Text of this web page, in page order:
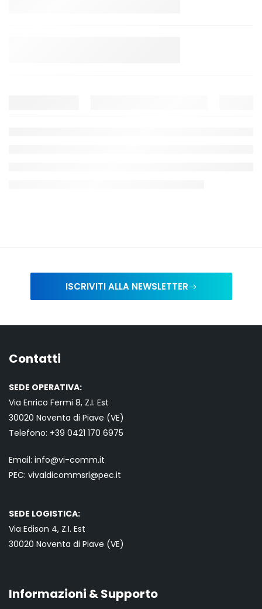
ISCRIVITI ALLA NEWSLETTER
Contatti
SEDE OPERATIVA:
Via Enrico Fermi 8, Z.I. Est
30020 Noventa di Piave (VE)
Telefono: +39 0421 170 6975
Email: info@vi-comm.it
PEC: vivaldicommsrl@pec.it
SEDE LOGISTICA:
Via Edison 4, Z.I. Est
30020 Noventa di Piave (VE)
Informazioni & Supporto